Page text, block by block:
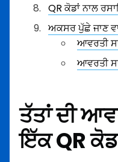
QR ਕੋਡਾਂ ਨਾਲ
ਅਕਸਰ ਪੁੱਛੇ ਜਾਣ
ਆਵਰਤੀ
ਆਵਰਤੀ
ਤੱਤਾਂ ਦੀ
ਇੱਕ QR